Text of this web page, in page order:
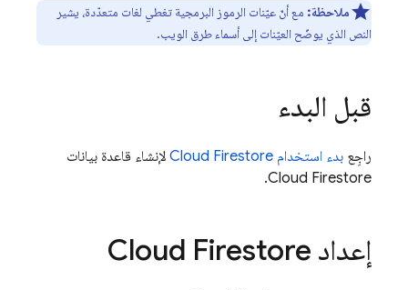
ملاحظة: مع أنّ عيّنات الرموز البرمجية تغطي لغات متعدّدة، يشير
النص الذي يوضّح العيّنات إلى أسماء طرق الويب.
قبل البدء
راجِع بدء استخدام Cloud Firestore لإنشاء قاعدة بيانات
Cloud Firestore
.
إعداد Cloud Firestore